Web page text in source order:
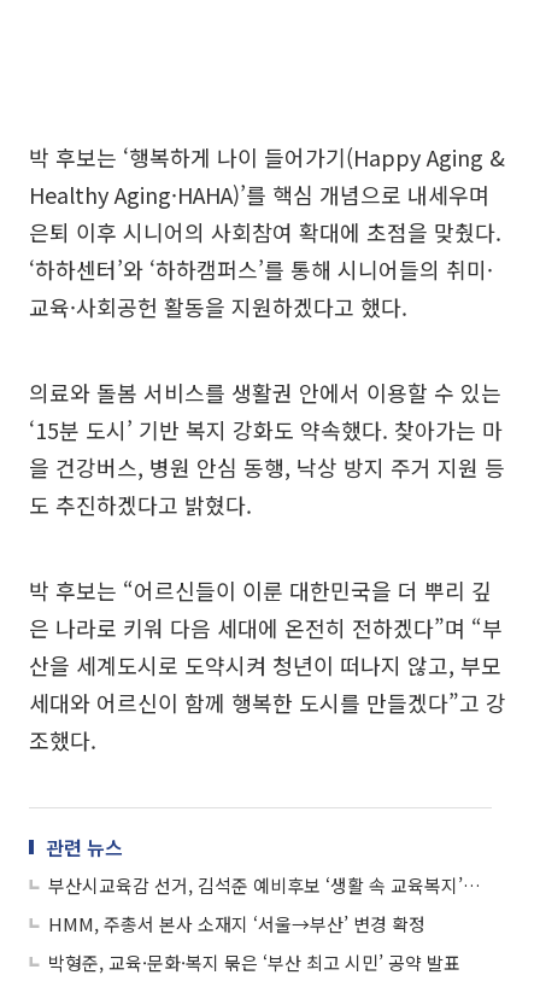
박 후보는 ‘행복하게 나이 들어가기(Happy Aging &
Healthy Aging·HAHA)’를 핵심 개념으로 내세우며
은퇴 이후 시니어의 사회참여 확대에 초점을 맞췄다.
‘하하센터’와 ‘하하캠퍼스’를 통해 시니어들의 취미·
교육·사회공헌 활동을 지원하겠다고 했다.
의료와 돌봄 서비스를 생활권 안에서 이용할 수 있는
‘15분 도시’ 기반 복지 강화도 약속했다. 찾아가는 마
을 건강버스, 병원 안심 동행, 낙상 방지 주거 지원 등
도 추진하겠다고 밝혔다.
박 후보는 “어르신들이 이룬 대한민국을 더 뿌리 깊
은 나라로 키워 다음 세대에 온전히 전하겠다”며 “부
산을 세계도시로 도약시켜 청년이 떠나지 않고, 부모
세대와 어르신이 함께 행복한 도시를 만들겠다”고 강
조했다.
관련 뉴스
부산시교육감 선거, 김석준 예비후보 ‘생활 속 교육복지’로 학부모 체감 부담 줄인다
HMM, 주총서 본사 소재지 ‘서울→부산’ 변경 확정
박형준, 교육·문화·복지 묶은 ‘부산 최고 시민’ 공약 발표